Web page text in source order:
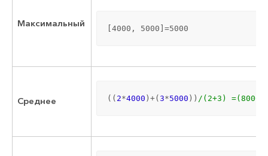
Максимальный [4000, 5000]=5000
Среднее (( 2*4000 )+(3*5000 )) /(2+3)